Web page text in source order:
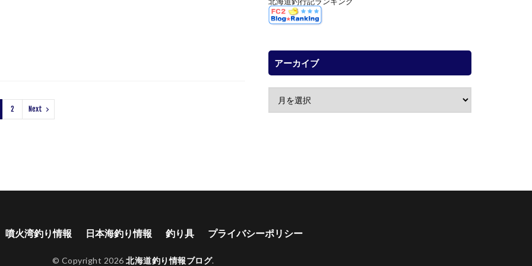
2 Next
アーカイブ
噴火湾釣り情報 日本海釣り情報 釣り具 プライバシーポリシー
© Copyright 2026 北海道釣り情報ブログ.